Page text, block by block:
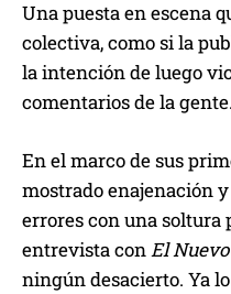
Una puesta en escena
colectiva, como si la
la intención de luego
comentarios de la gente.
En el marco de sus
mostrado enajenación
errores con una soltura
entrevista conEl
ningún desacierto. Ya